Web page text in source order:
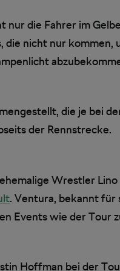
nur die Fahrer im
die nicht nur
die je bei
der Rennstrecke.
Wrestler
. Ventura, bekannt für
Events wie der Tour
Hoffman bei der